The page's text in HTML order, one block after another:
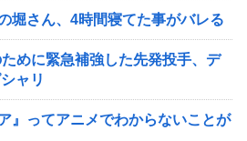
堀さん、4時間寝てた事がバレる
めに緊急補強した先発投手、デ
ャリ
』ってアニメでわからないことが